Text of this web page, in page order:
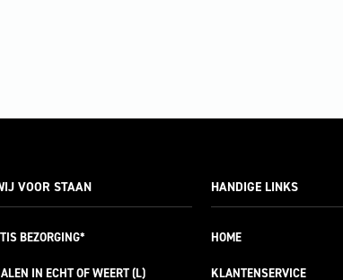
VOOR STAAN
BEZORGING*
IN ECHT OF WEERT (L)
HANDIGE LINKS
HOME
KLANTENSERVICE